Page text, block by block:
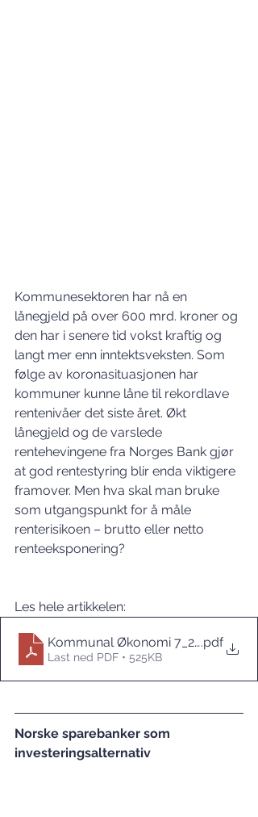
Kommunesektoren har nå en
lånegjeld på over 600 mrd. kroner og
den har i senere tid vokst kraftig og
langt mer enn inntektsveksten. Som
følge av koronasituasjonen har
kommuner kunne låne til rekordlave
rentenivåer det siste året. Økt
lånegjeld og de varslede
rentehevingene fra Norges Bank gjør
at god rentestyring blir enda viktigere
framover. Men hva skal man bruke
som utgangspunkt for å måle
renterisikoen – brutto eller netto
renteeksponering?
Les hele artikkelen:
Kommunal Økonomi 7_21 - netto
.pdf
Last ned PDF • 525KB
Norske sparebanker som
investeringsalternativ